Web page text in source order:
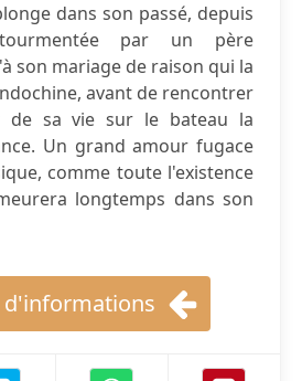
dans son passé, depuis
par un père
son mariage de raison qui la
avant de rencontrer
de sa vie sur le bateau la
Un grand amour fugace
comme toute l'existence
longtemps dans son
d'informations